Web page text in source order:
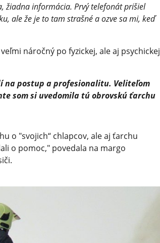
žiadna informácia. Prvý telefonát prišiel
ale že je to tam strašné a ozve sa mi, keď
náročný po fyzickej, ale aj psychickej
na postup a profesionalitu. Veliteľom
som si uvedomila tú obrovskú ťarchu
o "svojich“ chlapcov, ale aj ťarchu
o pomoc," povedala na margo